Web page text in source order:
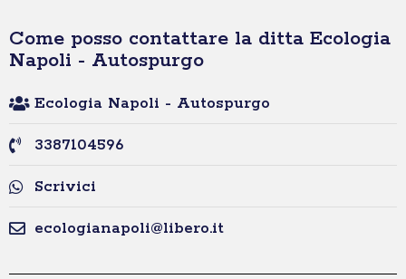
Come posso contattare la ditta Ecologia
Napoli - Autospurgo
Ecologia Napoli - Autospurgo
3387104596
Scrivici
ecologianapoli@libero.it